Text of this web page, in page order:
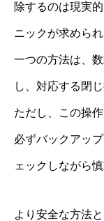
除するのは現実
ニックが求められ
一つの方法は、
し、対応する閉
ただし、この操
必ずバックアッ
ェックしながら
より安全な方法